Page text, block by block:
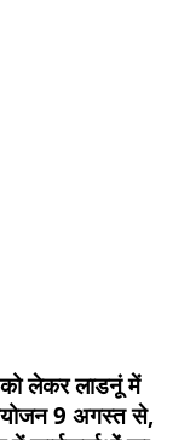
को लेकर लाडनूं में
9 अगस्त से,